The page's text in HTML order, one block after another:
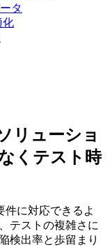
タ
化
リューショ
くテスト時
件に対応できるよ
テストの複雑さに
検出率と歩留まり